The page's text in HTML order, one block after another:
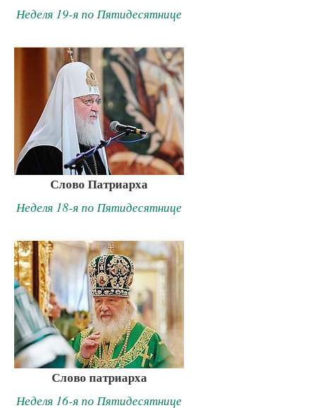
Неделя 19-я по Пятидесятнице
Слово Патриарха
Неделя 18-я по Пятидесятнице
Слово патриарха
Неделя 16-я по Пятидесятнице